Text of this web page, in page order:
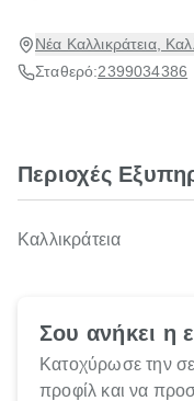
Νέα Καλλικράτεια,
Σταθερό:2399034386
Περιοχές
Καλλικράτεια
Σου ανήκει η
Κατοχύρωσε την
προφίλ και να